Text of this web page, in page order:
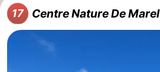
17 Centre Nature De Marel